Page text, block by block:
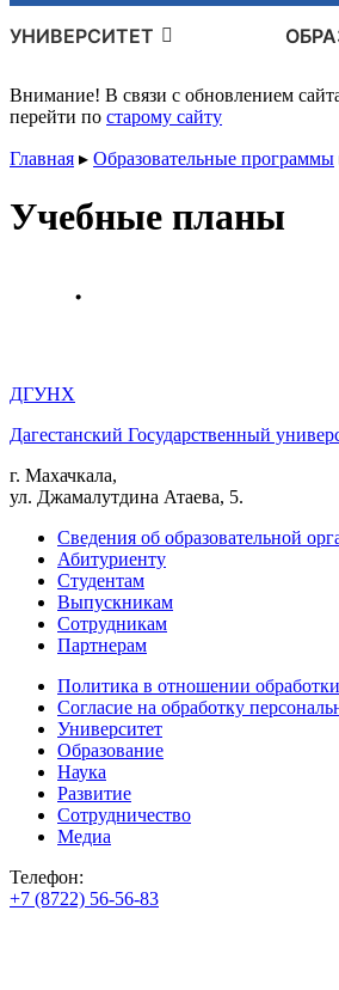
УНИВЕРСИТЕТ
Внимание! В связи с обновлением
перейти по старому сайту
Главная ▸ Образовательные программы
Учебные планы
ДГУНХ
Дагестанский Государственный
г. Махачкала,
ул. Джамалутдина Атаева, 5.
Сведения об образовательной
Абитуриенту
Студентам
Выпускникам
Сотрудникам
Партнерам
Политика в отношении
Согласие на обработку
Университет
Образование
Наука
Развитие
Сотрудничество
Медиа
Телефон:
+7 (8722) 56-56-83